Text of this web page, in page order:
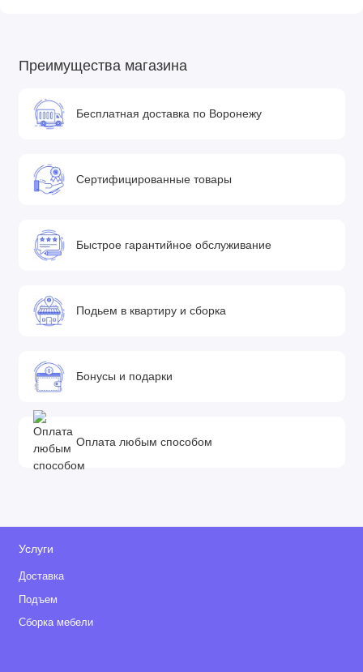
клуба(ADAC)
Преимущества магазина
Бесплатная доставка по Воронежу
Сертифицированные товары
Быстрое гарантийное обслуживание
Подьем в квартиру и сборка
Бонусы и подарки
Оплата любым способом
Услуги
Доставка
Подъем
Сборка мебели